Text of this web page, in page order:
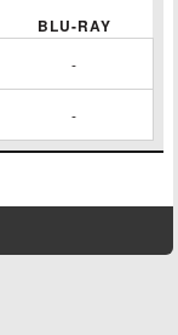
BLU-RAY
-
-